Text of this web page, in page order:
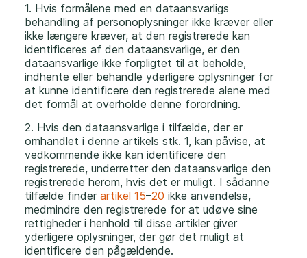
1. Hvis formålene med en dataansvarligs
behandling af personoplysninger ikke kræver eller
ikke længere kræver, at den registrerede kan
identificeres af den dataansvarlige, er den
dataansvarlige ikke forpligtet til at beholde,
indhente eller behandle yderligere oplysninger for
at kunne identificere den registrerede alene med
det formål at overholde denne forordning.
2. Hvis den dataansvarlige i tilfælde, der er
omhandlet i denne artikels stk. 1, kan påvise, at
vedkommende ikke kan identificere den
registrerede, underretter den dataansvarlige den
registrerede herom, hvis det er muligt. I sådanne
tilfælde finder artikel 15–20 ikke anvendelse,
medmindre den registrerede for at udøve sine
rettigheder i henhold til disse artikler giver
yderligere oplysninger, der gør det muligt at
identificere den pågældende.